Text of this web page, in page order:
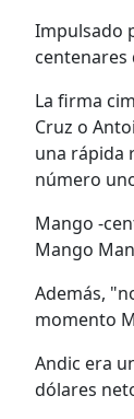
Impulsado
centenares
La firma
Cruz o
una rápida
número
Mango -
Mango
Además,
momento
Andic era
dólares